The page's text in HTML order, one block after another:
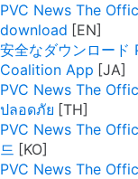
PVC News The
download
安全なダウンロー
Coalition App
PVC News The
ปลอดภัย
PVC News The
드
PVC News The